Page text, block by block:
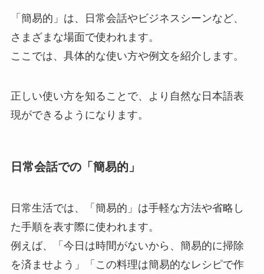
「簡易的」は、日常会話やビジネスシーンなど、
さまざまな場面で使われます。
ここでは、具体的な使い方や例文を紹介します。
正しい使い方を知ることで、より自然な日本語表
現ができるようになります。
日常会話での「簡易的」
日常生活では、「簡易的」は手軽な方法や省略し
た手順を表す際に使われます。
例えば、「今日は時間がないから、簡易的に掃除
を済ませよう」「この料理は簡易的なレシピで作